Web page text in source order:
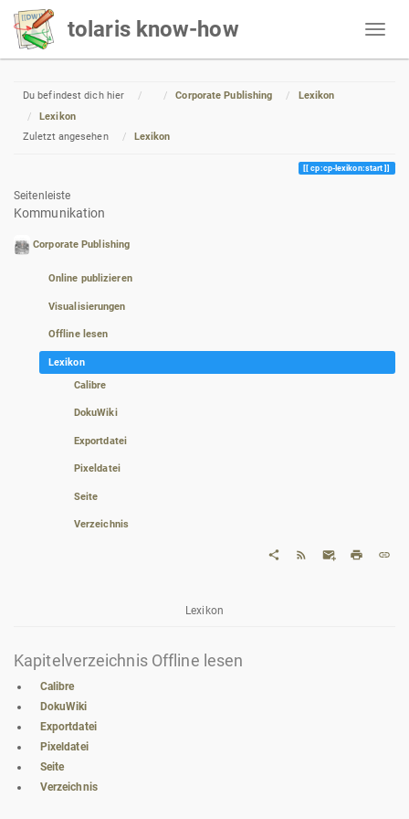
tolaris know-how
Du befindest dich hier HomeCorporate Publishing
Lexikon
Lexikon
Zuletzt angesehen
Lexikon
cp:cp-lexikon:start
Seitenleiste
Kommunikation
Corporate Publishing
Online publizieren
Visualisierungen
Offline lesen
Lexikon
Calibre
DokuWiki
Exportdatei
Pixeldatei
Seite
Verzeichnis
Lexikon
Kapitelverzeichnis Offline lesen
Calibre
DokuWiki
Exportdatei
Pixeldatei
Seite
Verzeichnis